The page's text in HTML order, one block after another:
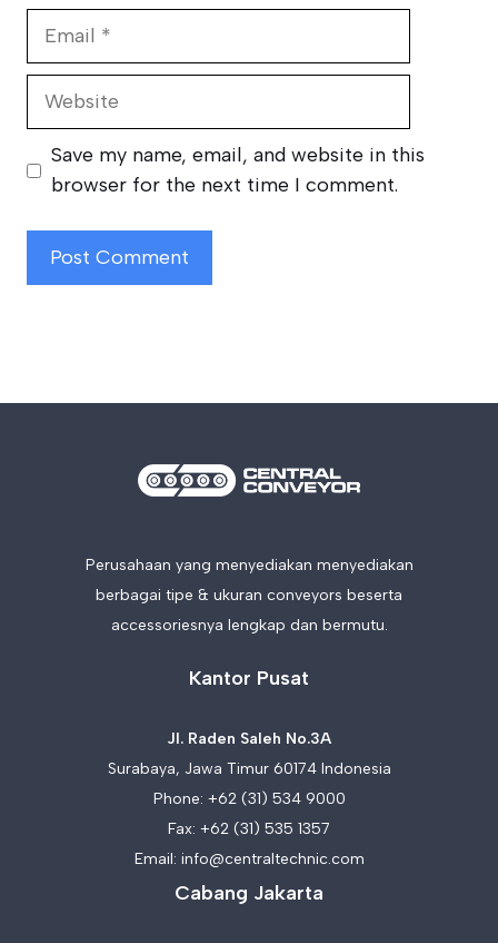
Website
Save my name, email, and website in this
browser for the next time I comment.
Perusahaan yang menyediakan menyediakan
berbagai tipe & ukuran conveyors beserta
accessoriesnya lengkap dan bermutu.
Kantor Pusat
Jl. Raden Saleh No.3A
Surabaya, Jawa Timur 60174 Indonesia
Phone: +62 (31) 534 9000
Fax: +62 (31) 535 1357
Email: info@centraltechnic.com
Cabang Jakarta